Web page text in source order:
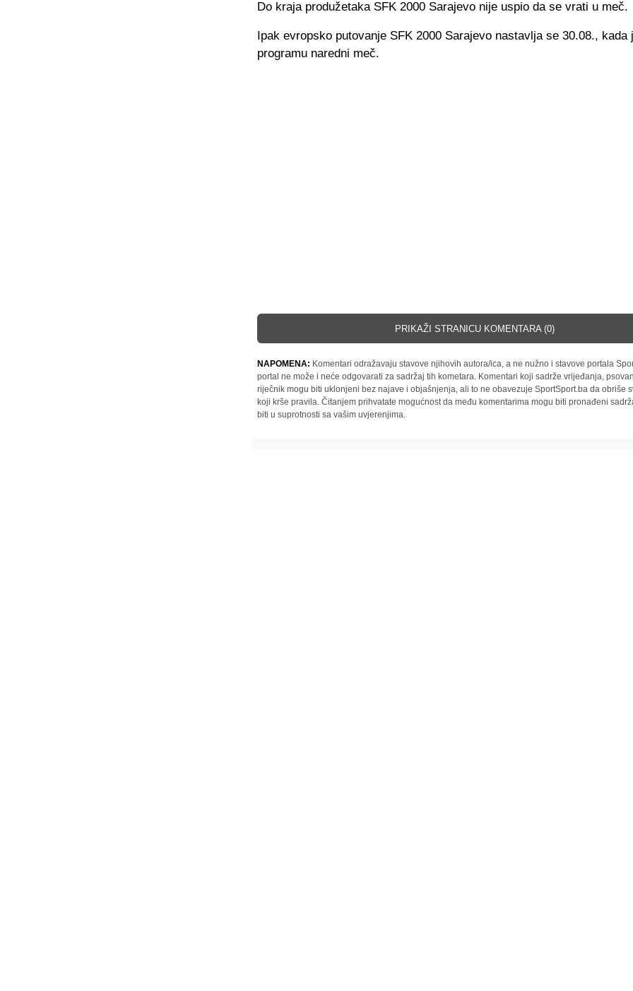
Do kraja produžetaka SFK 2000 Sarajevo nije uspio da se vrati u meč.
Ipak evropsko putovanje SFK 2000 Sarajevo nastavlja se 30.08., kada
programu naredni meč.
PRIKAŽI STRANICU KOMENTARA (0)
NAPOMENA: Komentari odražavaju stavove njihovih autora/ica, a ne nužno i stavove portala
portal ne može i neće odgovarati za sadržaj tih kometara. Komentari koji sadrže vrijeđanja,
riječnik mogu biti uklonjeni bez najave i objašnjenja, ali to ne obavezuje SportSport.ba da obriše
koji krše pravila. Čitanjem prihvatate mogućnost da među komentarima mogu biti pronađeni
biti u suprotnosti sa vašim uvjerenjima.